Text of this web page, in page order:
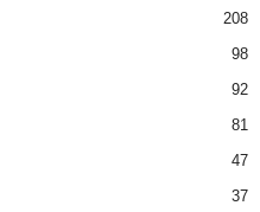
208
98
92
81
47
37